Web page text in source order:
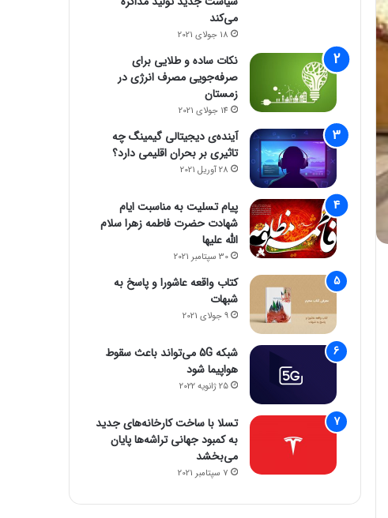
می‌کند
18 جولای 2021
نکات ساده و طلایی برای
صرفه‌جویی مصرف انرژی در
زمستان
14 جولای 2021
آینده‌ی دیجیتالی گیمینگ چه
تاثیری بر بحران اقلیمی دارد؟
28 آوریل 2021
پیام تسلیت به مناسبت ایام
شهادت حضرت فاطمه زهرا سلام
الله علیها
30 سپتامبر 2021
کتاب واقعه عاشورا و پاسخ به
شبهات
9 جولای 2021
شبکه 5G می‌تواند باعث سقوط
هواپیما شود
25 ژانویه 2022
تسلا با ساخت کارخانه‌های جدید
به کمبود جهانی تراشه‌ها پایان
می‌بخشد
7 سپتامبر 2021